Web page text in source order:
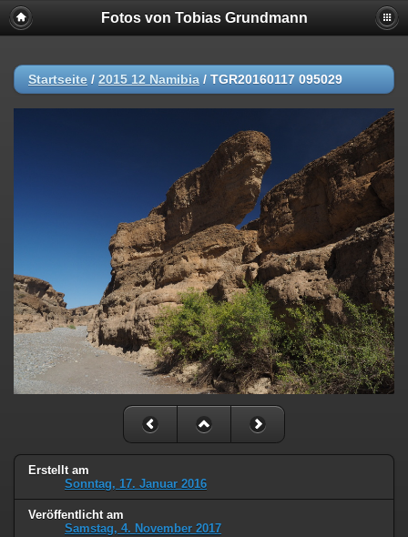
Fotos von Tobias Grundmann
Startseite / 2015 12 Namibia / TGR20160117 095029
Erstellt am
Sonntag, 17. Januar 2016
Veröffentlicht am
Samstag, 4. November 2017